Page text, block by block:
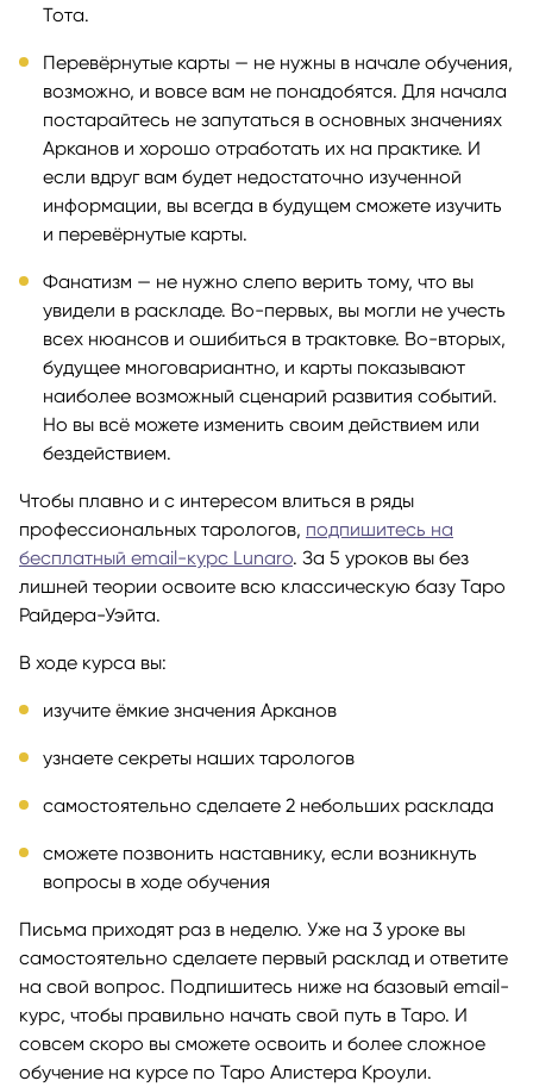
Тота.
Перевёрнутые карты — не нужны в начале обучения,
возможно, и вовсе вам не понадобятся. Для начала
постарайтесь не запутаться в основных значениях
Арканов и хорошо отработать их на практике. И
если вдруг вам будет недостаточно изученной
информации, вы всегда в будущем сможете изучить
и перевёрнутые карты.
Фанатизм — не нужно слепо верить тому, что вы
увидели в раскладе. Во-первых, вы могли не учесть
всех нюансов и ошибиться в трактовке. Во-вторых,
будущее многовариантно, и карты показывают
наиболее возможный сценарий развития событий.
Но вы всё можете изменить своим действием или
бездействием.
Чтобы плавно и с интересом влиться в ряды
профессиональных тарологов, подпишитесь на
бесплатный email-курс Lunaro. За 5 уроков вы без
лишней теории освоите всю классическую базу Таро
Райдера-Уэйта.
В ходе курса вы:
изучите ёмкие значения Арканов
узнаете секреты наших тарологов
самостоятельно сделаете 2 небольших расклада
сможете позвонить наставнику, если возникнуть
вопросы в ходе обучения
Письма приходят раз в неделю. Уже на 3 уроке вы
самостоятельно сделаете первый расклад и ответите
на свой вопрос. Подпишитесь ниже на базовый email-
курс, чтобы правильно начать свой путь в Таро. И
совсем скоро вы сможете освоить и более сложное
обучение на курсе по Таро Алистера Кроули.